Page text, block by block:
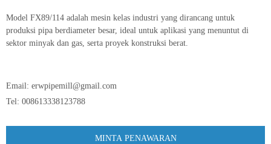
Model FX89/114 adalah mesin kelas industri yang dirancang untuk
produksi pipa berdiameter besar, ideal untuk aplikasi yang menuntut di
sektor minyak dan gas, serta proyek konstruksi berat.
Email: erwpipemill@gmail.com
Tel: 008613338123788
MINTA PENAWARAN